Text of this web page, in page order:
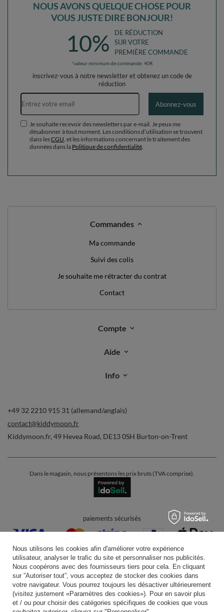
NOUS AVONS QUELQUE CHOSE POUR
VOUS JUSTE DIRE BONJOUR!
10%
DE RÉDUCTION
SUR VOTRE
PREMIÈRE COMMANDE
*valeur minimum de commande: 40€
inscrivez-vous à notre newsletter et obtenez un code de
réduction
Adresse e-mail
Abonnez-vous
Je souhaite recevoir des newsletters par e-mail. Je peux me
désabonner à tout moment. Les conditions d’utilisation se trouvent
dans lesCGU , et les informations concernant le traitement des
données dans la Politique de confidentialité
Commandes
Ma commande
Suivi des colis
Je souhaite me rétracter du contrat
Contact
Compte
Aide
Info
+49 32 2210 915 31 (allemand/anglais)
contact@kiddymoon.fr
Kiddymoon.fr, 49 Hevea Road, DE13 0SH Burton-on-Trent
Dans le magasin, nous présentons les prix bruts (TVA comprise).
paiements sécurisés
livraison pratique
Nous utilisons les cookies afin d'améliorer votre expérience
utilisateur, analyser le trafic du site et personnaliser nos publicités.
Nous coopérons avec des fournisseurs tiers pour cela. En cliquant
sur ”Autoriser tout”, vous acceptez de stocker des cookies dans
votre navigateur. Vous pourrez toujours les désactiver ultérieurement
(visitez justement «Paramètres des cookies»). Pour en savoir plus
et / ou pour choisir des catégories spécifiques de cookies que vous